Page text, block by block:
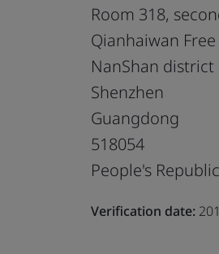
Room 318,
Qianhaiwan
NanShan district
Shenzhen
Guangdong
518054
People's
Verification date: